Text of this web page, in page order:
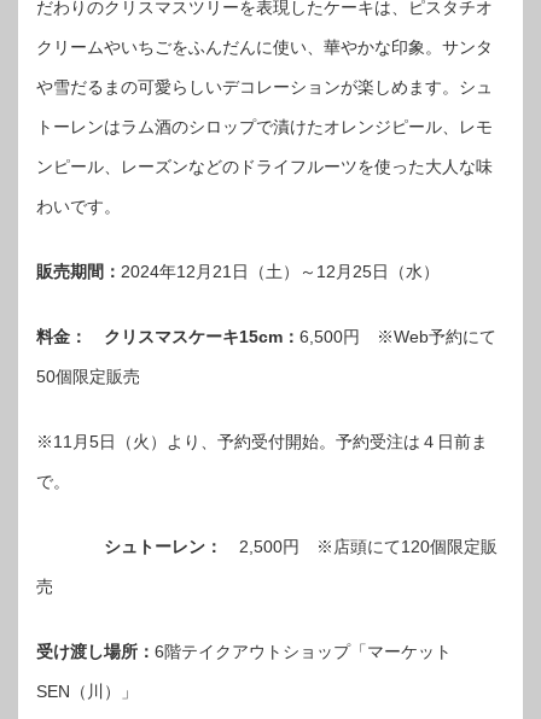
だわりのクリスマスツリーを表現したケーキは、ピスタチオ
クリームやいちごをふんだんに使い、華やかな印象。サンタ
や雪だるまの可愛らしいデコレーションが楽しめます。シュ
トーレンはラム酒のシロップで漬けたオレンジピール、レモ
ンピール、レーズンなどのドライフルーツを使った大人な味
わいです。
販売期間： 2024年12月21日（土）～12月25日（水）
料金： クリスマスケーキ15cm： 6,500円 ※Web予約にて
50個限定販売
※11月5日（火）より、予約受付開始。予約受注は４日前ま
で。
シュトーレン： 2,500円 ※店頭にて120個限定販
売
受け渡し場所： 6階テイクアウトショップ「マーケット
SEN（川）」